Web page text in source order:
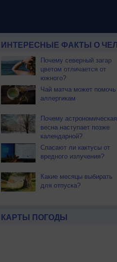
ИНТЕРЕСНЫЕ ФАКТЫ О
Почему северный загар
цветом отличается от
южного?
Чай матча может помочь
аллергикам
Почему астрономическая
весна наступает позже
календарной?
Спасают ли кактусы от
вредного излучения?
Какие месяцы выбирать
для отпуска?
КАРТЫ ПОГОДЫ